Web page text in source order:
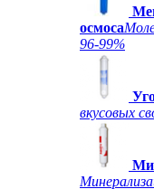
осмоса
96-99%
вкусовых